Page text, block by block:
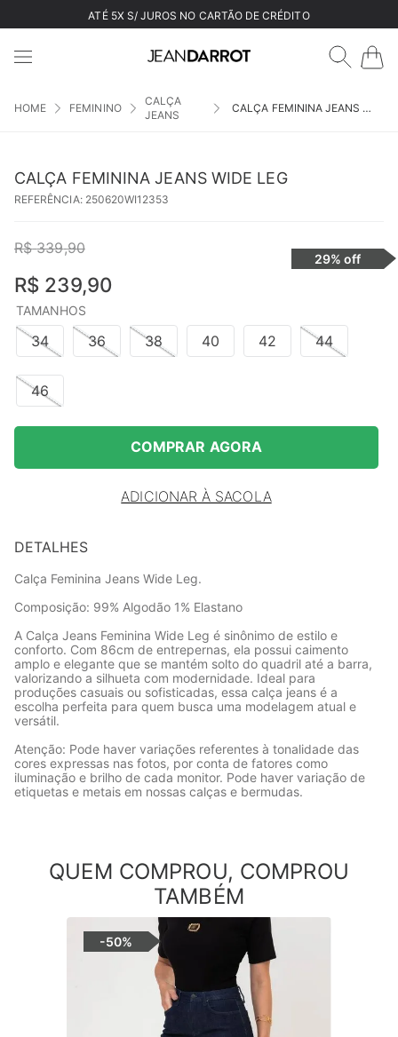
ATÉ 5X S/ JUROS NO CARTÃO DE CRÉDITO
FEMININO
CALÇA
JEANS
CALÇA FEMININA JEANS WIDE LEG
CALÇA FEMININA JEANS WIDE LEG
REFERÊNCIA: 250620WI12353
R$ 339,90
R$ 239,90
29% off
TAMANHOS
34 36 38 40 42 44
46
COMPRAR AGORA
ADICIONAR À SACOLA
DETALHES
Calça Feminina Jeans Wide Leg.
Composição: 99% Algodão 1% Elastano
A Calça Jeans Feminina Wide Leg é sinônimo de estilo e
conforto. Com 86cm de entrepernas, ela possui caimento
amplo e elegante que se mantém solto do quadril até a barra,
valorizando a silhueta com modernidade. Ideal para
produções casuais ou sofisticadas, essa calça jeans é a
escolha perfeita para quem busca uma modelagem atual e
versátil.
Atenção: Pode haver variações referentes à tonalidade das
cores expressas nas fotos, por conta de fatores como
iluminação e brilho de cada monitor. Pode haver variação de
etiquetas e metais em nossas calças e bermudas.
QUEM COMPROU, COMPROU
TAMBÉM
-50%